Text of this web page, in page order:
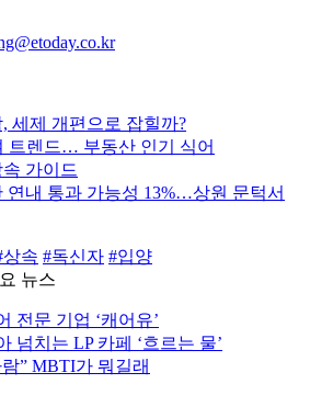
세제 개편으로 잡힐까?
트렌드… 부동산 인기 식어
가이드
연내 통과 가능성 13%…상원 문턱서
상속 #독신자 #입양
뉴스
전문 기업 ‘캐어유’
넘치는 LP 카페 ‘흐르는 물’
” MBTI가 뭐길래